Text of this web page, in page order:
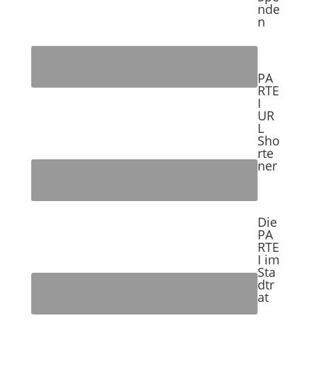
nde
n
PA
RTE
I
UR
L
Sho
rte
ner
Die
PA
RTE
I im
Sta
dtr
at